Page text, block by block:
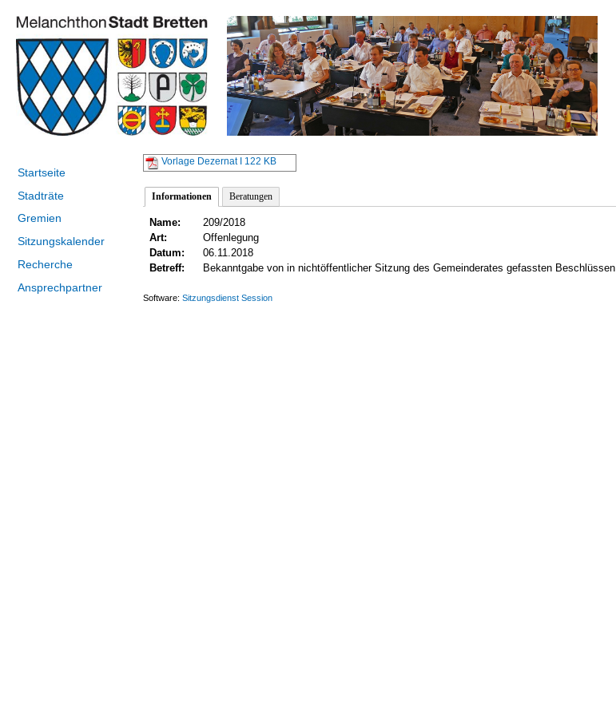
Startseite
Stadträte
Gremien
Sitzungskalender
Recherche
Ansprechpartner
Informationen Beratungen
Name:
209/2018
Art:
Offenlegung
Datum:
06.11.2018
Betreff:
Bekanntgabe von in nichtöffentlicher Sitzung des Gemeinderates gefassten Beschlüssen
Vorlage Dezernat I 122 KB
Software:Sitzungsdienst Session